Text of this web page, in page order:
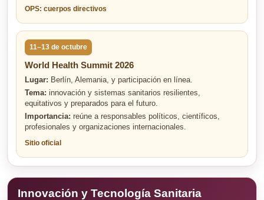
OPS: cuerpos directivos
11–13 de octubre
World Health Summit 2026
Lugar: Berlín, Alemania, y participación en línea.
Tema: innovación y sistemas sanitarios resilientes,
equitativos y preparados para el futuro.
Importancia: reúne a responsables políticos, científicos,
profesionales y organizaciones internacionales.
Sitio oficial
Innovación y Tecnología Sanitaria